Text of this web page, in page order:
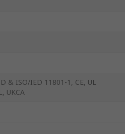
& ISO/IED 11801-1, CE, UL
UKCA